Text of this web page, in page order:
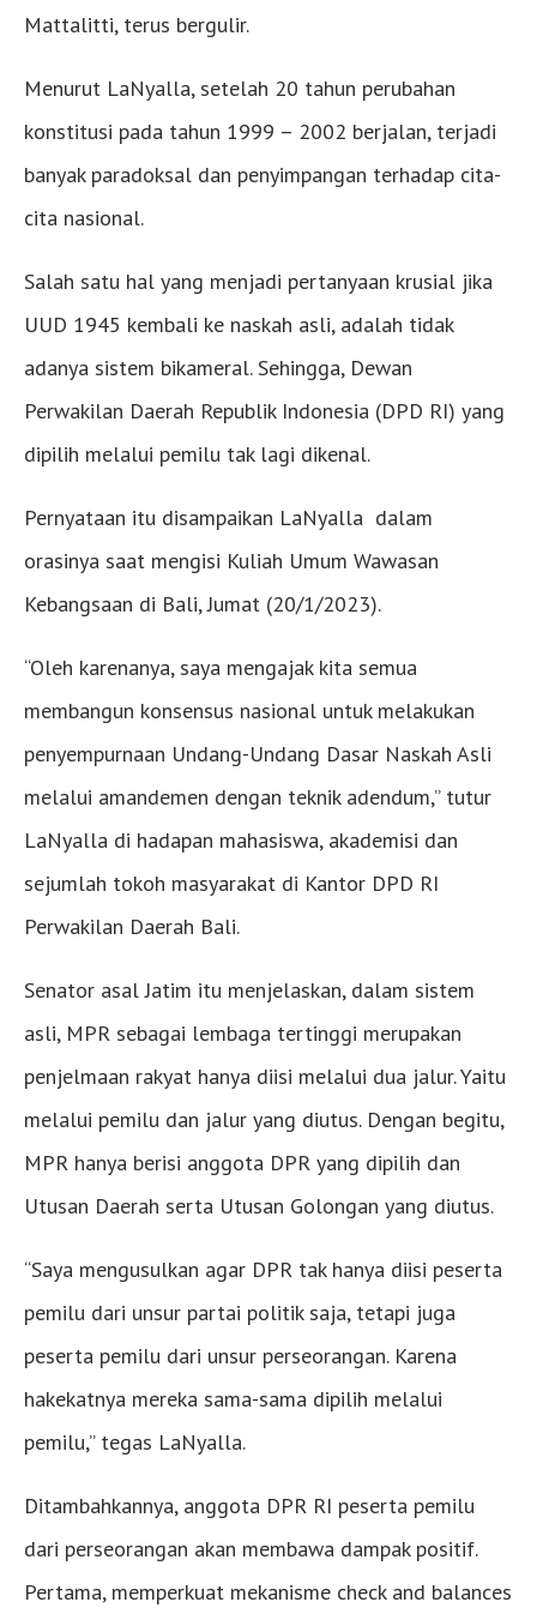
Mattalitti, terus bergulir.
Menurut LaNyalla, setelah 20 tahun perubahan
konstitusi pada tahun 1999 – 2002 berjalan, terjadi
banyak paradoksal dan penyimpangan terhadap cita-
cita nasional.
Salah satu hal yang menjadi pertanyaan krusial jika
UUD 1945 kembali ke naskah asli, adalah tidak
adanya sistem bikameral. Sehingga, Dewan
Perwakilan Daerah Republik Indonesia (DPD RI) yang
dipilih melalui pemilu tak lagi dikenal.
Pernyataan itu disampaikan LaNyalla dalam
orasinya saat mengisi Kuliah Umum Wawasan
Kebangsaan di Bali, Jumat (20/1/2023).
“Oleh karenanya, saya mengajak kita semua
membangun konsensus nasional untuk melakukan
penyempurnaan Undang-Undang Dasar Naskah Asli
melalui amandemen dengan teknik adendum,” tutur
LaNyalla di hadapan mahasiswa, akademisi dan
sejumlah tokoh masyarakat di Kantor DPD RI
Perwakilan Daerah Bali.
Senator asal Jatim itu menjelaskan, dalam sistem
asli, MPR sebagai lembaga tertinggi merupakan
penjelmaan rakyat hanya diisi melalui dua jalur. Yaitu
melalui pemilu dan jalur yang diutus. Dengan begitu,
MPR hanya berisi anggota DPR yang dipilih dan
Utusan Daerah serta Utusan Golongan yang diutus.
“Saya mengusulkan agar DPR tak hanya diisi peserta
pemilu dari unsur partai politik saja, tetapi juga
peserta pemilu dari unsur perseorangan. Karena
hakekatnya mereka sama-sama dipilih melalui
pemilu,” tegas LaNyalla.
Ditambahkannya, anggota DPR RI peserta pemilu
dari perseorangan akan membawa dampak positif.
Pertama, memperkuat mekanisme check and balances